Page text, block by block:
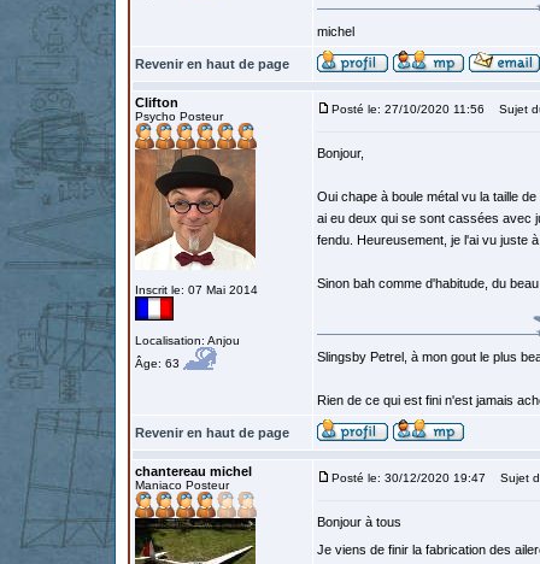
michel
Revenir en haut de page
Clifton
Psycho Posteur
Inscrit le: 07 Mai 2014
Localisation: Anjou
Âge: 63
Posté le: 27/10/2020 11:56 Sujet
Bonjour,
Oui chape à boule métal vu la taille
ai eu deux qui se sont cassées avec
fendu. Heureusement, je l'ai vu juste
Sinon bah comme d'habitude, du
Slingsby Petrel, à mon gout le plus
Rien de ce qui est fini n'est jamais
Revenir en haut de page
chantereau michel
Maniaco Posteur
Posté le: 30/12/2020 19:47 Sujet
Bonjour à tous
Je viens de finir la fabrication des